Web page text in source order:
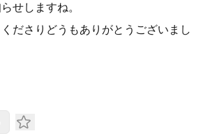
せしますね。
ださりどうもありがとうございまし